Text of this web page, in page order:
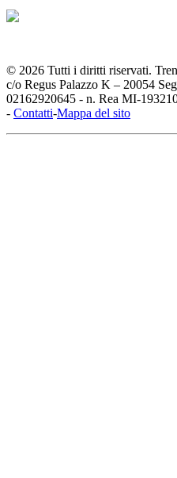
© 2026 Tutti i diritti riservati.
c/o Regus Palazzo K – 20054
02162920645 - n. Rea MI-
- Contatti-Mappa del sito